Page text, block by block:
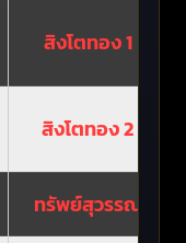
สิงโตทอง 1
สิงโตทอง 2
ทรัพย์สุวรรณ